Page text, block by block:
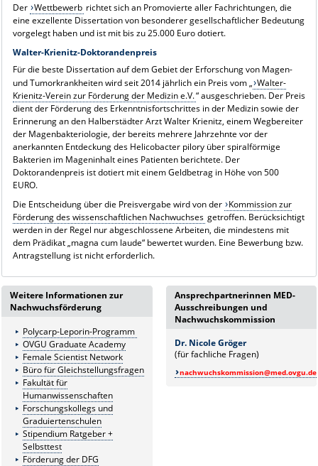
Der Wettbewerb richtet sich an Promovierte aller Fachrichtungen, die
eine exzellente Dissertation von besonderer gesellschaftlicher Bedeutung
vorgelegt haben und ist mit bis zu 25.000 Euro dotiert.
Walter-Krienitz-Doktorandenpreis
Für die beste Dissertation auf dem Gebiet der Erforschung von Magen-
und Tumorkrankheiten wird seit 2014 jährlich ein Preis vom „ Walter-
Krienitz-Verein zur Förderung der Medizin e.V.“ ausgeschrieben. Der Preis
dient der Förderung des Erkenntnisfortschrittes in der Medizin sowie der
Erinnerung an den Halberstädter Arzt Walter Krienitz, einem Wegbereiter
der Magenbakteriologie, der bereits mehrere Jahrzehnte vor der
anerkannten Entdeckung des Helicobacter pilory über spiralförmige
Bakterien im Mageninhalt eines Patienten berichtete. Der
Doktorandenpreis ist dotiert mit einem Geldbetrag in Höhe von 500
EURO.
Die Entscheidung über die Preisvergabe wird von der Kommission zur
Förderung des wissenschaftlichen Nachwuchses getroffen. Berücksichtigt
werden in der Regel nur abgeschlossene Arbeiten, die mindestens mit
dem Prädikat „magna cum laude“ bewertet wurden. Eine Bewerbung bzw.
Antragstellung ist nicht erforderlich.
Weitere Informationen zur
Nachwuchsförderung
Polycarp-Leporin-Programm
OVGU Graduate Academy
Female Scientist Network
Büro für Gleichstellungsfragen
Fakultät für
Humanwissenschaften
Forschungskollegs und
Graduiertenschulen
Stipendium Ratgeber +
Selbsttest
Förderung der DFG
Ansprechpartnerinnen MED-
Ausschreibungen und
Nachwuchskommission
Dr. Nicole Gröger
(für fachliche Fragen)
nachwuchskommission@med.ovgu.de